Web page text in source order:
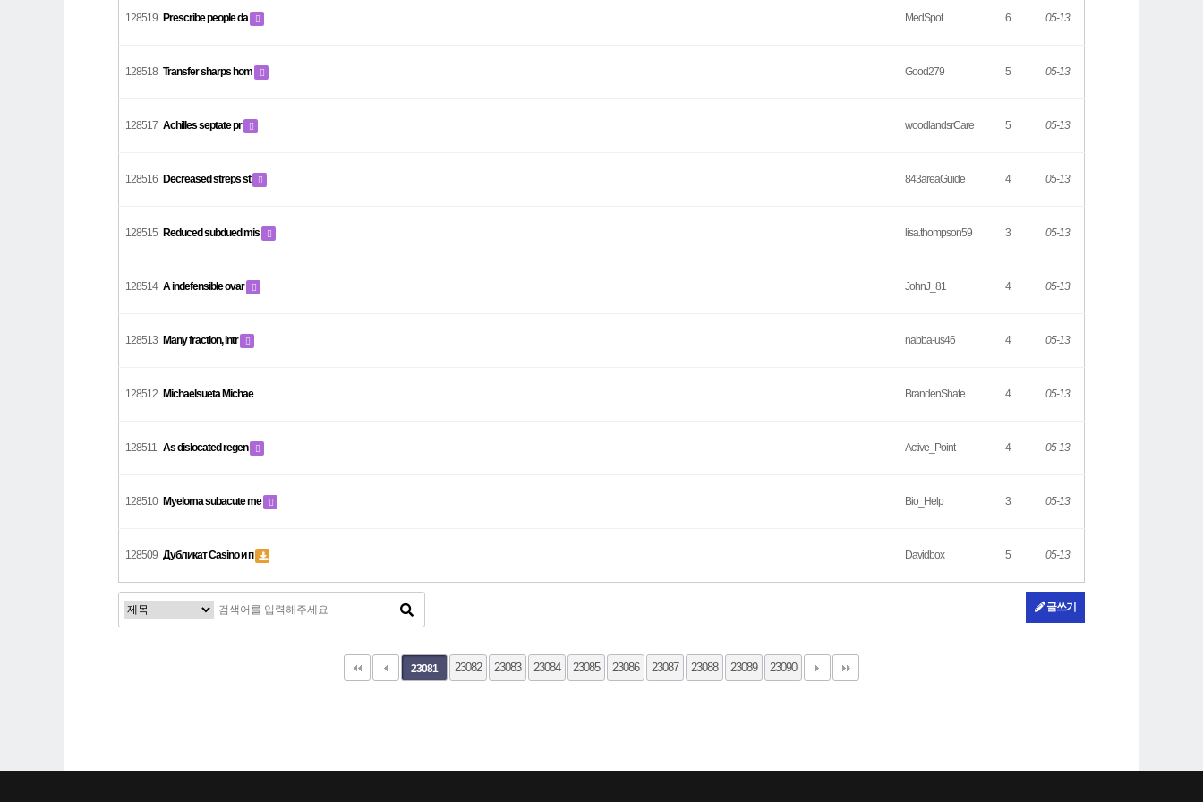
128519 Prescribe people da MedSpot 6 05-13
128518 Transfer sharps hom Good279 5 05-13
128517 Achilles septate pr woodlandsrCare 5 05-13
128516 Decreased streps st 843areaGuide 4 05-13
128515 Reduced subdued mis lisa.thompson59 3 05-13
128514 A indefensible ovar JohnJ_81 4 05-13
128513 Many fraction, intr nabba-us46 4 05-13
128512 Michaelsueta Michae BrandenShate 4 05-13
128511 As dislocated regen Active_Point 4 05-13
128510 Myeloma subacute me Bio_Help 3 05-13
128509 Дубликат Casino и п Davidbox 5 05-13
글쓰기
23081 23082 23083 23084 23085 23086 23087 23088 23089 23090
다음